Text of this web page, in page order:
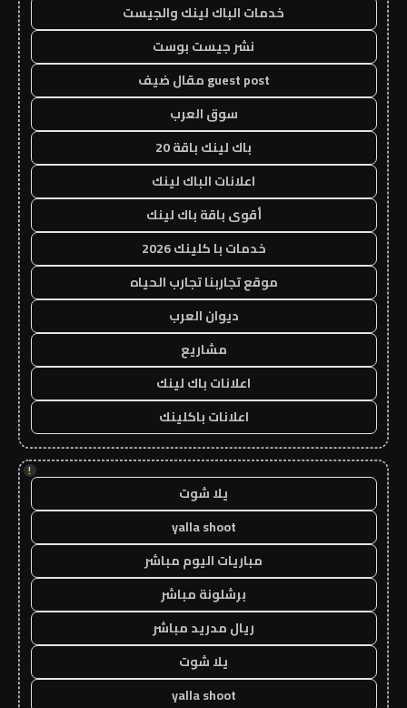
خدمات الباك لينك والجيست
نشر جيست بوست
guest post مقال ضيف
سوق العرب
باك لينك باقة 20
اعلانات الباك لينك
أقوى باقة باك لينك
خدمات با كلينك 2026
موقع تجاربنا تجارب الحياه
ديوان العرب
مشاريع
اعلانات باك لينك
اعلانات باكلينك
!
يلا شوت
yalla shoot
مباريات اليوم مباشر
برشلونة مباشر
ريال مدريد مباشر
يلا شوت
yalla shoot